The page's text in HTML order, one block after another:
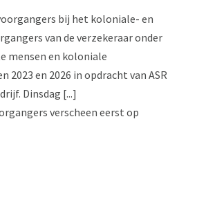
bij het koloniale- en
van de verzekeraar onder
mensen en koloniale
2023 en 2026 in opdracht van ASR
Dinsdag [...]
verscheen eerst op